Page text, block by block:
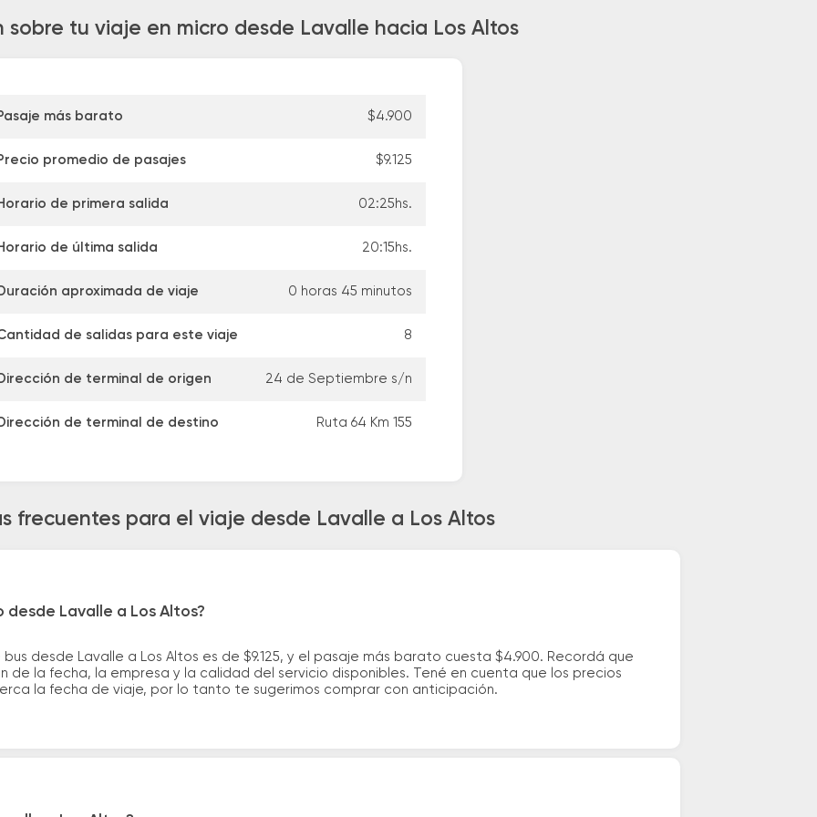
sobre tu viaje en micro desde Lavalle hacia Los Altos
más barato $4.900
promedio de pasajes $9.125
de primera salida 02:25hs.
de última salida 20:15hs.
aproximada de viaje 0 horas 45 minutos
de salidas para este viaje 8
de terminal de origen 24 de Septiembre s/n
de terminal de destino Ruta 64 Km 155
frecuentes para el viaje desde Lavalle a Los Altos
Lavalle a Los Altos?
desde Lavalle a Los Altos es de $9.125, y el pasaje más barato cuesta $4.900. Recordá que
de la fecha, la empresa y la calidad del servicio disponibles. Tené en cuenta que los precios
la fecha de viaje, por lo tanto te sugerimos comprar con anticipación.